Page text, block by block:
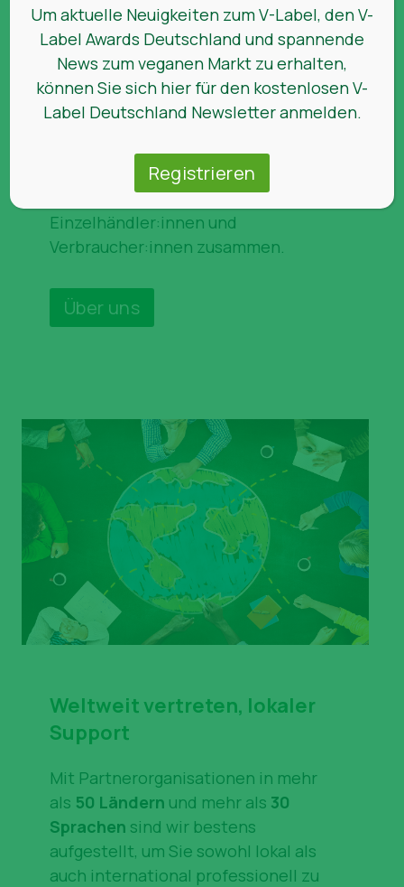
dem Engagement von Expert:innen
aus den Bereichen
Qualitätsmanagement,
Lebensmitteltechnologie, Chemie,
Kosmetologie und Marketing sind wir
Vorreiter einer weltweiten
Bewegung. Als solche arbeiten wir
mit Unternehmen,
Einzelhändler:innen und
Verbraucher:innen zusammen.
Über uns
Weltweit vertreten, lokaler
Support
Mit Partnerorganisationen in mehr
als 50 Ländern und mehr als 30
Sprachen sind wir bestens
aufgestellt, um Sie sowohl lokal als
auch international professionell zu
Um aktuelle Neuigkeiten zum V-Label, den V-
Label Awards Deutschland und spannende
News zum veganen Markt zu erhalten,
können Sie sich hier für den kostenlosen V-
Label Deutschland Newsletter anmelden.
Registrieren